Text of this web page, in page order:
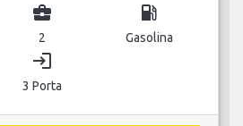
business_center
2
local_gas_station
Gasolina
login
3 Porta